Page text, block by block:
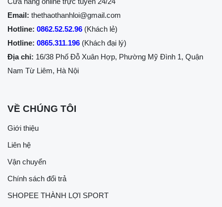
Email: thethaothanhloi@gmail.com
Hotline: 0862.52.52.96 (Khách lẻ)
Hotline: 0865.311.196 (Khách đại lý)
Địa chỉ: 16/38 Phố Đỗ Xuân Hợp, Phường Mỹ Đình 1, Quận
Nam Từ Liêm, Hà Nội
VỀ CHÚNG TÔI
Giới thiệu
Liên hệ
Vận chuyển
Chính sách đổi trả
SHOPEE THÀNH LỢI SPORT